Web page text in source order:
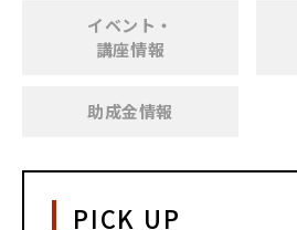
イベント・
講座情報
助成金情報
PICK UP